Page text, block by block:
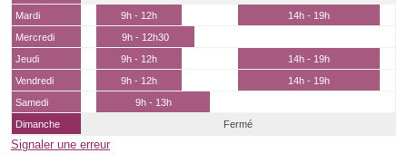
Mardi
9h - 12h
14h - 19h
Mercredi
9h - 12h30
Jeudi
9h - 12h
14h - 19h
Vendredi
9h - 12h
14h - 19h
Samedi
9h - 13h
Dimanche
Fermé
Signaler une erreur